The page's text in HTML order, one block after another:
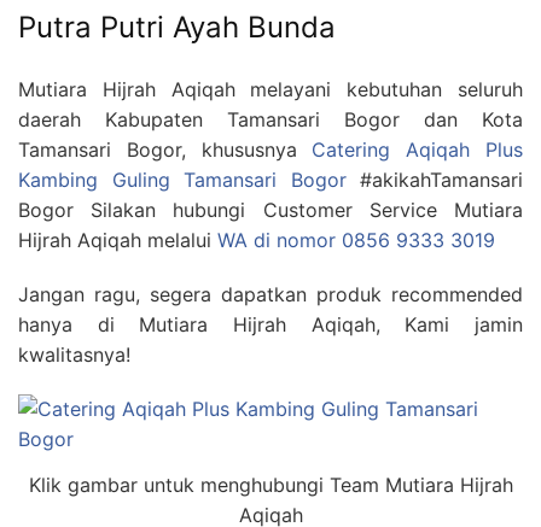
Putra Putri Ayah Bunda
Mutiara Hijrah Aqiqah melayani kebutuhan seluruh
daerah Kabupaten Tamansari Bogor dan Kota
Tamansari Bogor, khususnya Catering Aqiqah Plus
Kambing Guling Tamansari Bogor#akikahTamansari
Bogor Silakan hubungi Customer Service Mutiara
Hijrah Aqiqah melalui WA di nomor 0856 9333 3019
Jangan ragu, segera dapatkan produk recommended
hanya di Mutiara Hijrah Aqiqah, Kami jamin
kwalitasnya!
Klik gambar untuk menghubungi Team Mutiara Hijrah
Aqiqah